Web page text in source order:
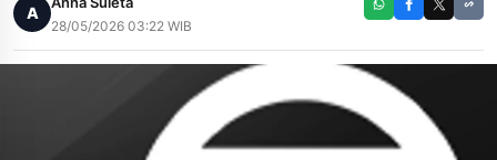
A
28/05/2026 03:22 WIB